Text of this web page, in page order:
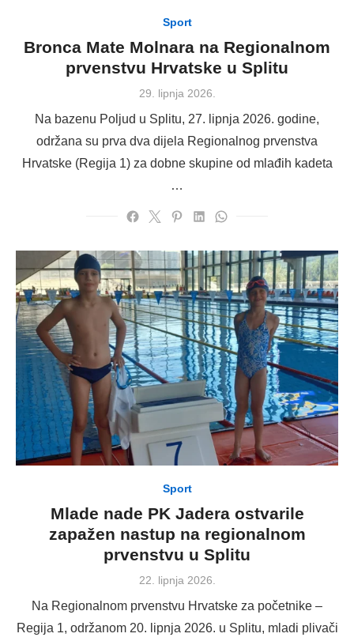
Sport
Bronca Mate Molnara na Regionalnom
prvenstvu Hrvatske u Splitu
Posted
29. lipnja 2026.
Na bazenu Poljud u Splitu, 27. lipnja 2026. godine,
održana su prva dva dijela Regionalnog prvenstva
Hrvatske (Regija 1) za dobne skupine od mlađih kadeta
…
Sport
Mlade nade PK Jadera ostvarile
zapažen nastup na regionalnom
prvenstvu u Splitu
Posted
22. lipnja 2026.
Na Regionalnom prvenstvu Hrvatske za početnike –
Regija 1, održanom 20. lipnja 2026. u Splitu, mladi plivači